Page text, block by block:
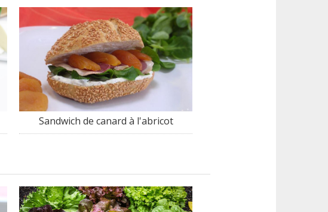
Sandwich de canard à l'abricot